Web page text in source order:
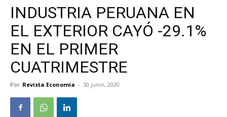
INDUSTRIA PERUANA EN
EL EXTERIOR CAYÓ -29.1%
EN EL PRIMER
CUATRIMESTRE
Por Revista Economía - 30 junio, 2020